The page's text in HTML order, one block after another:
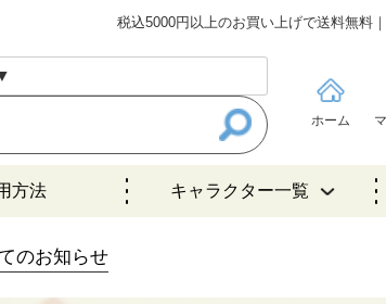
税込5000円以上のお買い上げで送料無料｜
ホーム
方法 キャラクター一覧
のお知らせ